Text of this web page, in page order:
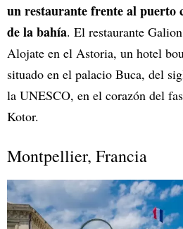
un restaurante frente al puerto
de la bahía. El restaurante
Alojate en el Astoria, un hotel
situado en el palacio Buca, del
la UNESCO, en el corazón del
Kotor.
Montpellier, Francia